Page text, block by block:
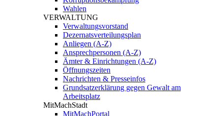
Wahlen
VERWALTUNG
Verwaltungsvorstand
Dezernatsverteilungsplan
Anliegen (A-Z)
Ansprechpersonen (A-Z)
Ämter & Einrichtungen (A-Z)
Öffnungszeiten
Nachrichten & Presseinfos
Grundsatzerklärung gegen Gewalt am
Arbeitsplatz
MitMachStadt
MitMachPortal